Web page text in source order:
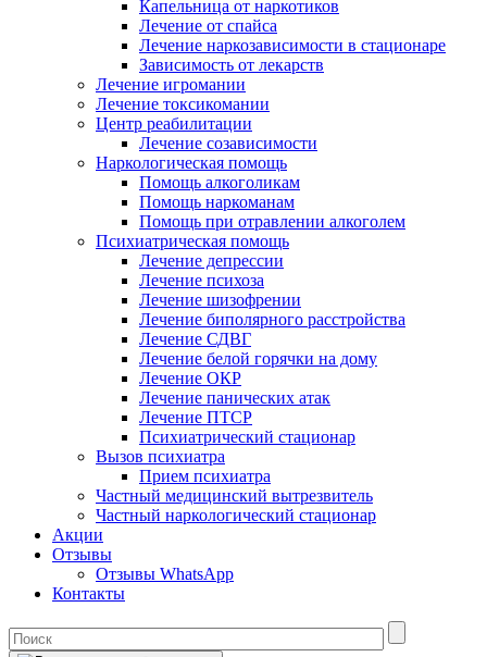
Капельница от наркотиков
Лечение от спайса
Лечение наркозависимости в стационаре
Зависимость от лекарств
Лечение игромании
Лечение токсикомании
Центр реабилитации
Лечение созависимости
Наркологическая помощь
Помощь алкоголикам
Помощь наркоманам
Помощь при отравлении алкоголем
Психиатрическая помощь
Лечение депрессии
Лечение психоза
Лечение шизофрении
Лечение биполярного расстройства
Лечение СДВГ
Лечение белой горячки на дому
Лечение ОКР
Лечение панических атак
Лечение ПТСР
Психиатрический стационар
Вызов психиатра
Прием психиатра
Частный медицинский вытрезвитель
Частный наркологический стационар
Акции
Отзывы
Отзывы WhatsApp
Контакты